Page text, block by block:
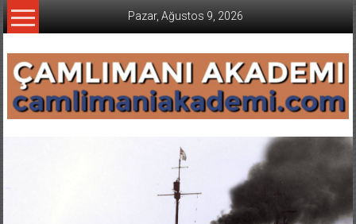
İçeriğe
geç
Pazar, Ağustos 9, 2026